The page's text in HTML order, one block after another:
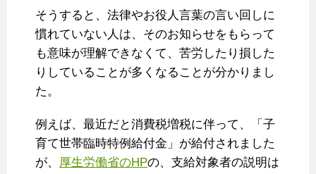
そうすると、法律やお役人言葉の言い回しに
慣れていない人は、そのお知らせをもらって
も意味が理解できなくて、苦労したり損した
りしていることが多くなることが分かりまし
た。
例えば、最近だと消費税増税に伴って、「子
育て世帯臨時特例給付金」が給付されました
が、 厚生労働省のHPの、支給対象者の説明は